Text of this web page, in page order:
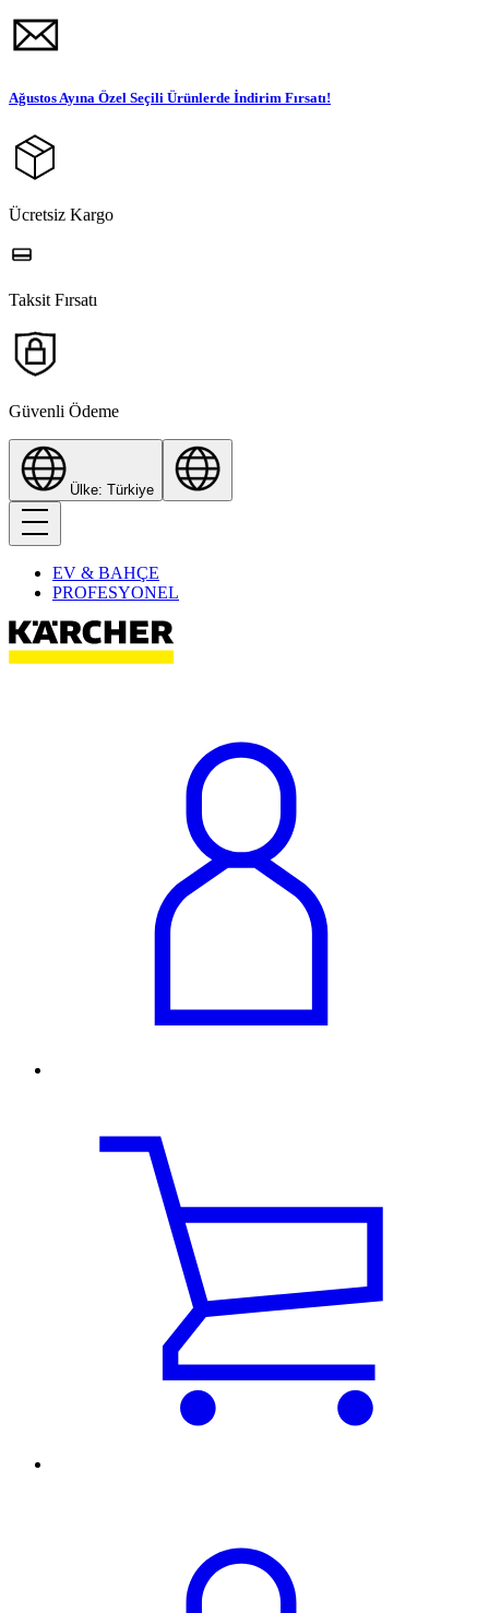
Ağustos Ayına Özel Seçili Ürünlerde İndirim Fırsatı!
Ücretsiz Kargo
Taksit Fırsatı
Güvenli Ödeme
Ülke: Türkiye
EV & BAHÇE
PROFESYONEL